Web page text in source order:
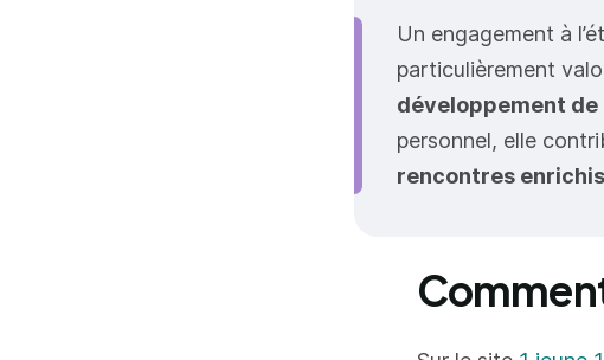
Un engagement à
particulièrement
développement
personnel, elle
rencontres